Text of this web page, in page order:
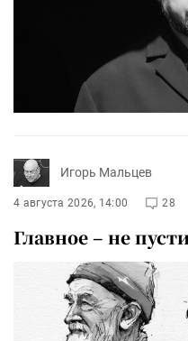
Игорь Мальцев
4 августа 2026, 14:00 28
Главное – не